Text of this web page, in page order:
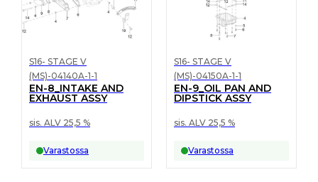
S16- STAGE V
(MS)-04140A-1-1
EN-8_INTAKE AND
EXHAUST ASSY
sis. ALV 25,5 %
Varastossa
S16- STAGE V
(MS)-04150A-1-1
EN-9_OIL PAN AND
DIPSTICK ASSY
sis. ALV 25,5 %
Varastossa